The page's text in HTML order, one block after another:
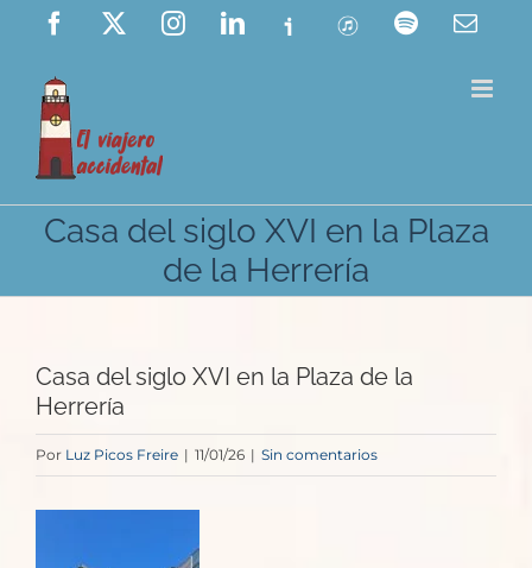
Saltar
contenido
Facebook InstagramLinkedIn
Ivoox ITunes Spotify
Casa del siglo XVI en la Plaza
de la Herrería
Casa del siglo XVI en la Plaza de la
Herrería
Por Luz Picos Freire | 11/01/26 | Sin comentarios